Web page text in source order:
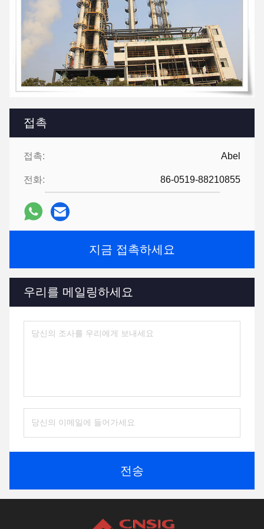
접촉
접촉: Abel
전화: 86-0519-88210855
지금 접촉하세요
우리를 메일링하세요
전송